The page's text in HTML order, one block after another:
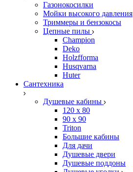
Газонокосилки
Мойки высокого давления
Триммеры и бензокосы
Цепные пилы
Champion
Deko
Holzfforma
Husqvarna
Huter
Сантехника
Душевые кабины
120 x 80
90 х 90
Triton
Большие кабины
Для дачи
Душевые двери
Душевые поддоны